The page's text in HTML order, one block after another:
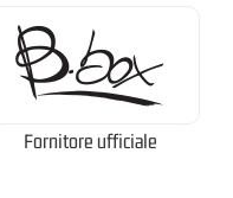
Fornitore ufficiale